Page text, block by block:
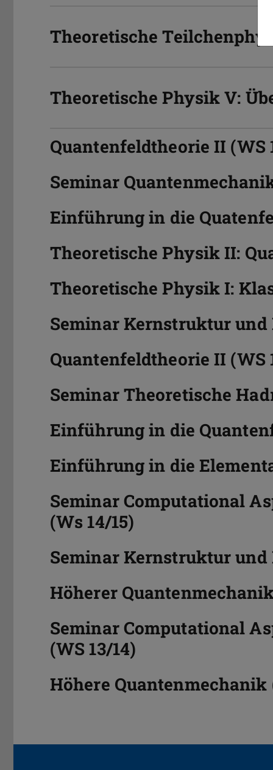
Theoretische
Theoretische Physik V:
Quantenfeldtheorie II (WS
Seminar
Einführung in die
Theoretische Physik II:
Theoretische Physik I:
Seminar Kernstruktur und
Quantenfeldtheorie II (WS
Seminar Theoretische
Einführung in die
Einführung in die
Seminar Computational
(Ws 14/15)
Seminar Kernstruktur und
Höherer
Seminar Computational
(WS 13/14)
Höhere Quantenmechanik